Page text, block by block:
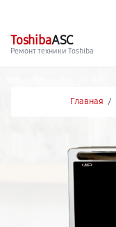
ToshibaASC
Ремонт техники Toshiba
Главная /